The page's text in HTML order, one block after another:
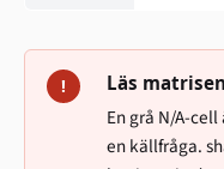
! Läs
En grå N/A-
en källfråga.